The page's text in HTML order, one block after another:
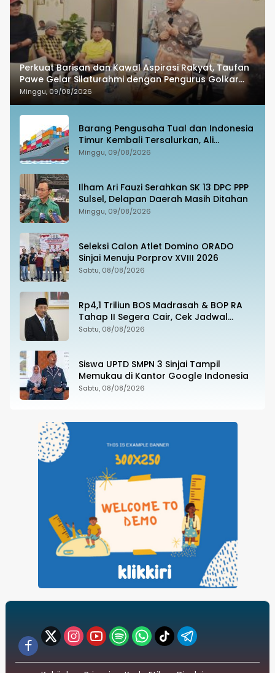
Perkuat Barisan dan Kawal Aspirasi Rakyat, Taufan
Pawe Gelar Silaturahmi dengan Pengurus Golkar
Parepare
Minggu, 09/08/2026
Barang Pengusaha Tual dan Indonesia
Timur Kembali Tersalurkan, Ali
Mardana Apresiasi Penyelesaian Afid
Minggu, 09/08/2026
Ilham Ari Fauzi Serahkan SK 13 DPC PPP
Sulsel, Delapan Daerah Masih Ditahan
Minggu, 09/08/2026
Seleksi Calon Atlet Domino ORADO
Sinjai Menuju Porprov XVIII 2026
Sabtu, 08/08/2026
Rp4,1 Triliun BOS Madrasah & BOP RA
Tahap II Segera Cair, Cek Jadwal
Pengajuannya!
Sabtu, 08/08/2026
Siswa UPTD SMPN 3 Sinjai Tampil
Memukau di Kantor Google Indonesia
Sabtu, 08/08/2026